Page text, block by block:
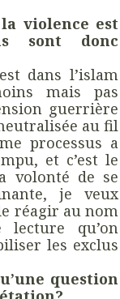
violence est
sont donc
dans l’islam
mais pas
guerrière
au fil
processus a
et c’est le
volonté de se
je veux
réagir au nom
lecture qu’on
les exclus
question